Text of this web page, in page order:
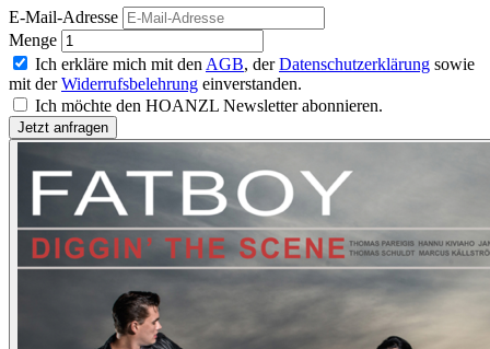
E-Mail-Adresse
Menge
Ich erkläre mich mit den AGB, derDatenschutzerklärung sowie
mit derWiderrufsbelehrung einverstanden.
Ich möchte den HOANZL Newsletter abonnieren.